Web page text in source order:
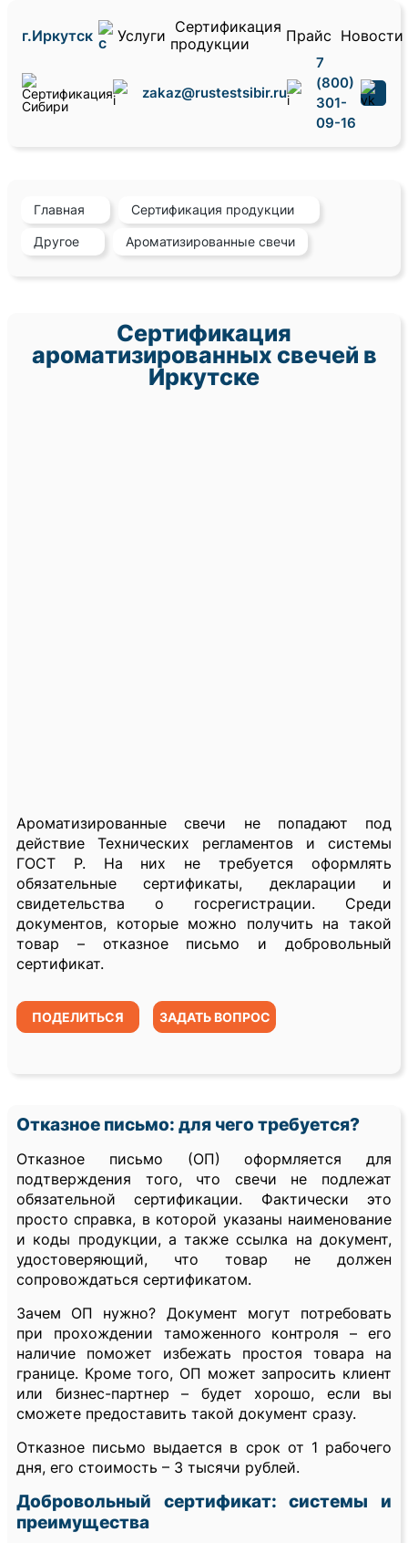
г.Иркутск Услуги Сертификация
продукции
Прайс Новости
zakaz@rustestsibir.ru
7
(800)
301-
09-16
Главная Сертификация продукции
Другое Ароматизированные свечи
Сертификация
ароматизированных свечей в
Иркутске
Ароматизированные свечи не попадают под
действие Технических регламентов и системы
ГОСТ Р. На них не требуется оформлять
обязательные сертификаты, декларации и
свидетельства о госрегистрации. Среди
документов, которые можно получить на такой
товар – отказное письмо и добровольный
сертификат.
ПОДЕЛИТЬСЯ ЗАДАТЬ ВОПРОС
Отказное письмо: для чего требуется?
Отказное письмо (ОП) оформляется для
подтверждения того, что свечи не подлежат
обязательной сертификации. Фактически это
просто справка, в которой указаны наименование
и коды продукции, а также ссылка на документ,
удостоверяющий, что товар не должен
сопровождаться сертификатом.
Зачем ОП нужно? Документ могут потребовать
при прохождении таможенного контроля – его
наличие поможет избежать простоя товара на
границе. Кроме того, ОП может запросить клиент
или бизнес-партнер – будет хорошо, если вы
сможете предоставить такой документ сразу.
Отказное письмо выдается в срок от 1 рабочего
дня, его стоимость – 3 тысячи рублей.
Добровольный сертификат: системы и
преимущества